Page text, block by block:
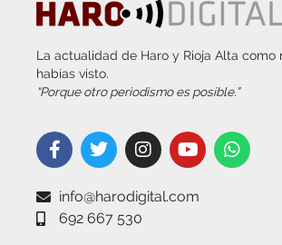
La actualidad de Haro y Rioja Alta como
habías visto.
“Porque otro periodismo es posible.”
info@harodigital.com
692 667 530